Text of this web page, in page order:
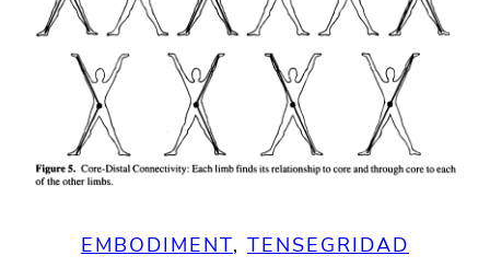
EMBODIMENT, TENSEGRIDAD